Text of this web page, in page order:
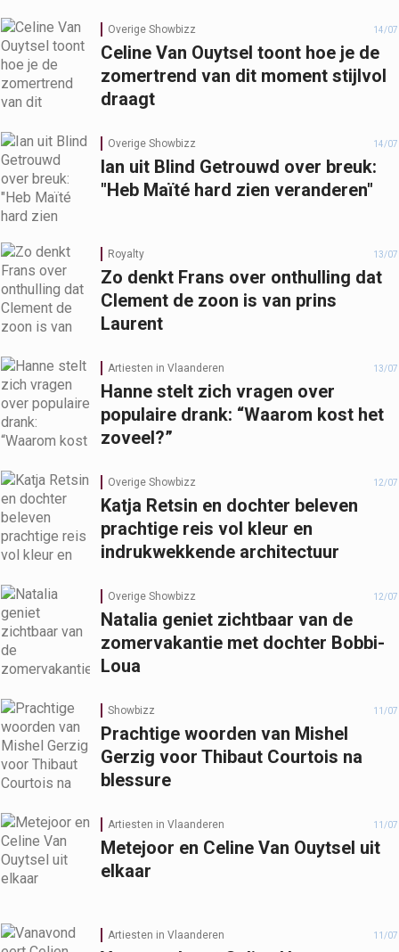
Overige Showbizz 14/07
Celine Van Ouytsel toont hoe je de
zomertrend van dit moment stijlvol
draagt
Overige Showbizz 14/07
Ian uit Blind Getrouwd over breuk:
"Heb Maïté hard zien veranderen"
Royalty 13/07
Zo denkt Frans over onthulling dat
Clement de zoon is van prins
Laurent
Artiesten in Vlaanderen 13/07
Hanne stelt zich vragen over
populaire drank: “Waarom kost het
zoveel?”
Overige Showbizz 12/07
Katja Retsin en dochter beleven
prachtige reis vol kleur en
indrukwekkende architectuur
Overige Showbizz 12/07
Natalia geniet zichtbaar van de
zomervakantie met dochter Bobbi-
Loua
Showbizz 11/07
Prachtige woorden van Mishel
Gerzig voor Thibaut Courtois na
blessure
Artiesten in Vlaanderen 11/07
Metejoor en Celine Van Ouytsel uit
elkaar
Artiesten in Vlaanderen 11/07